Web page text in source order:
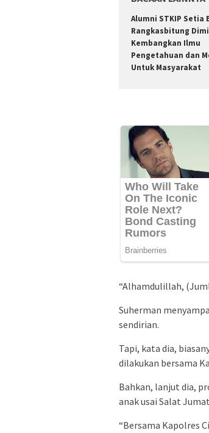
Alumni STKIP Setia
Rangkasbitung
Kembangkan Ilmu
Pengetahuan dan
Untuk Masyarakat
“Alhamdulillah,
Suherman
sendirian.
Tapi, kata dia,
dilakukan bersama
Bahkan, lanjut dia,
anak usai Salat
“Bersama Kapolres